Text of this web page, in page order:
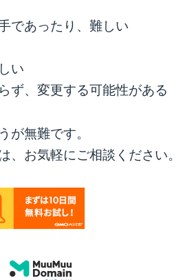
であったり、難しい
い
ず、変更する可能性がある
無難です。
お気軽にご相談ください。